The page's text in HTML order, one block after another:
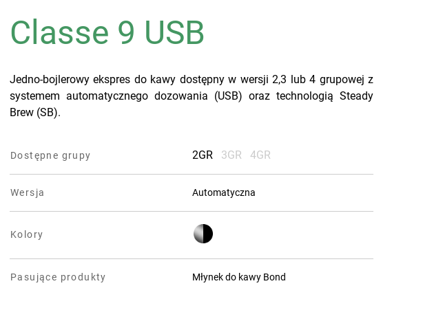
Classe 9 USB
Jedno-bojlerowy ekspres do kawy dostępny w wersji 2,3 lub 4 grupowej z
systemem automatycznego dozowania (USB) oraz technologią Steady
Brew (SB).
Dostępne grupy 2GR 3GR 4GR
Wersja Automatyczna
Kolory
Pasujące produkty Młynek do kawy Bond
Nasze
laboratoria
Zrównoważony
rozwój
Rancilio